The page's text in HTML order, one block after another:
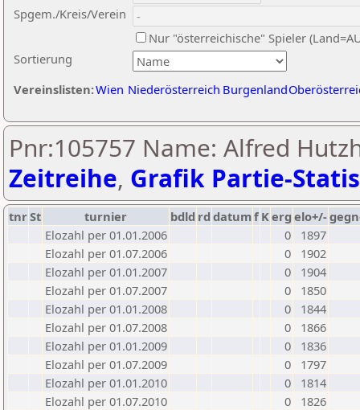
Sortierung
Spgem./Kreis/Verein
Nur "österreichische" Spieler
Vereinslisten:Wien Niederösterreich Burgenland
Pnr:105757 Name: Alfred
Zeitreihe, Grafik Partie-
tnrSt turnier bdld rd datumf Kerg elo+/-
Elozahl per 01.01.2006
0
1897
Elozahl per 01.07.2006
0
1902
Elozahl per 01.01.2007
0
1904
Elozahl per 01.07.2007
0
1850
Elozahl per 01.01.2008
0
1844
Elozahl per 01.07.2008
0
1866
Elozahl per 01.01.2009
0
1836
Elozahl per 01.07.2009
0
1797
Elozahl per 01.01.2010
0
1814
Elozahl per 01.07.2010
0
1826